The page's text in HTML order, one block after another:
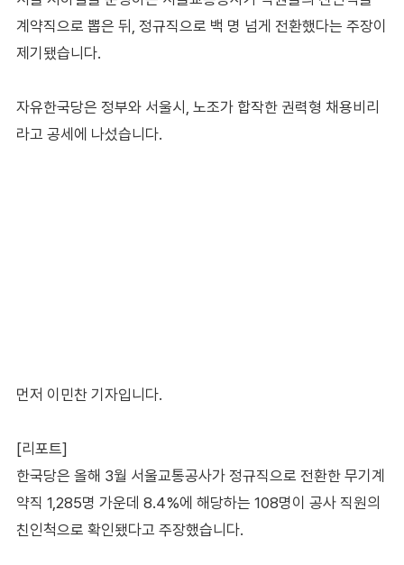
계약직으로 뽑은 뒤, 정규직으로 백 명 넘게 전환했다는 주장이
제기됐습니다.
자유한국당은 정부와 서울시, 노조가 합작한 권력형 채용비리
라고 공세에 나섰습니다.
먼저 이민찬 기자입니다.
[리포트]
한국당은 올해 3월 서울교통공사가 정규직으로 전환한 무기계
약직 1,285명 가운데 8.4%에 해당하는 108명이 공사 직원의
친인척으로 확인됐다고 주장했습니다.